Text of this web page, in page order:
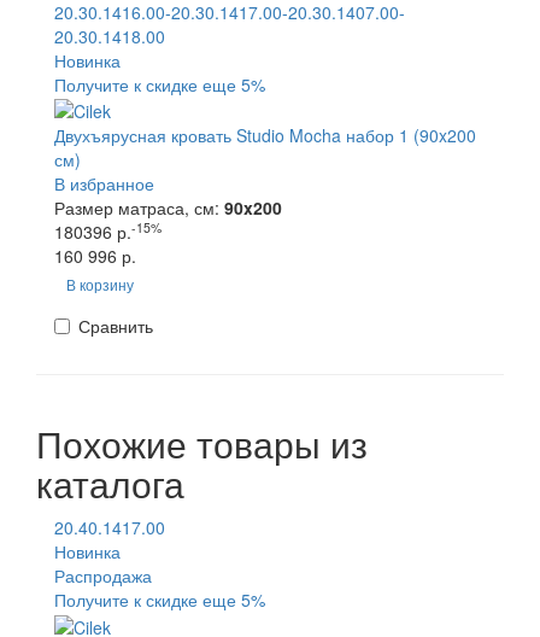
20.30.1416.00-20.30.1417.00-20.30.1407.00-
20.30.1418.00
Новинка
Получите к скидке еще 5%
Двухъярусная кровать Studio Mocha набор 1 (90x200
см)
В избранное
Размер матраса, см: 90x200
180396 р.-15%
160 996 р.
В корзину
Сравнить
Похожие товары из
каталога
20.40.1417.00
Новинка
Распродажа
Получите к скидке еще 5%